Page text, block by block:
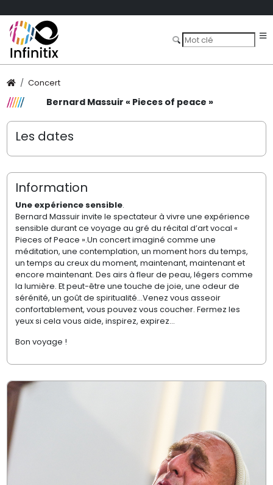
Concert
Bernard Massuir « Pieces of peace »
Les dates
Information
Une expérience sensible.
Bernard Massuir invite le spectateur à vivre une expérience
sensible durant ce voyage au gré du récital d’art vocal «
Pieces of Peace ».Un concert imaginé comme une
méditation, une contemplation, un moment hors du temps,
un temps au creux du moment, maintenant, maintenant et
encore maintenant. Des airs à fleur de peau, légers comme
la lumière. Et peut-être une touche de joie, une odeur de
sérénité, un goût de spiritualité…Venez vous asseoir
confortablement, vous pouvez vous coucher. Fermez les
yeux si cela vous aide, inspirez, expirez…
Bon voyage !